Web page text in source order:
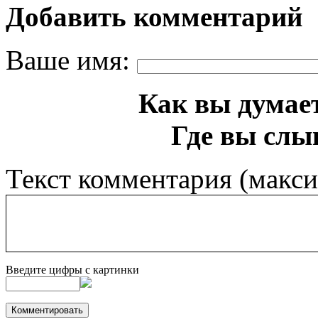
Добавить комментарий
Ваше имя:
Как вы
Где вы
Текст комментария
Введите цифры с картинки